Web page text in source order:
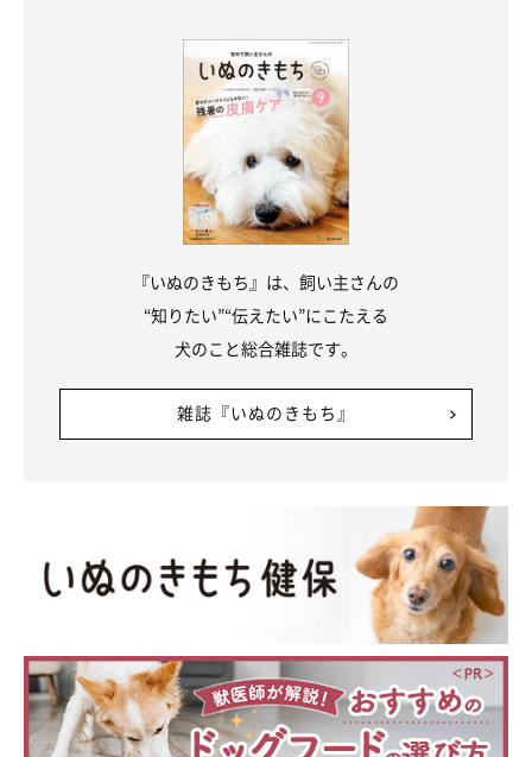
——もし犬に興味を持ってもらえたら、次は好かれるようになる
獣医師：
『いぬのきもち』は、飼い主さんの
“知りたい”“伝えたい”にこたえる
犬のこと総合雑誌です。
雑誌『いぬのきもち』